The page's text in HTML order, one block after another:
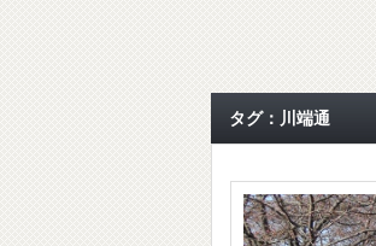
タグ：川端通